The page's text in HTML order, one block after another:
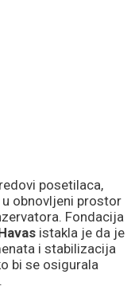
posetilaca,
obnovljeni prostor
Fondacija
istakla je da je
i stabilizacija
bi se osigurala